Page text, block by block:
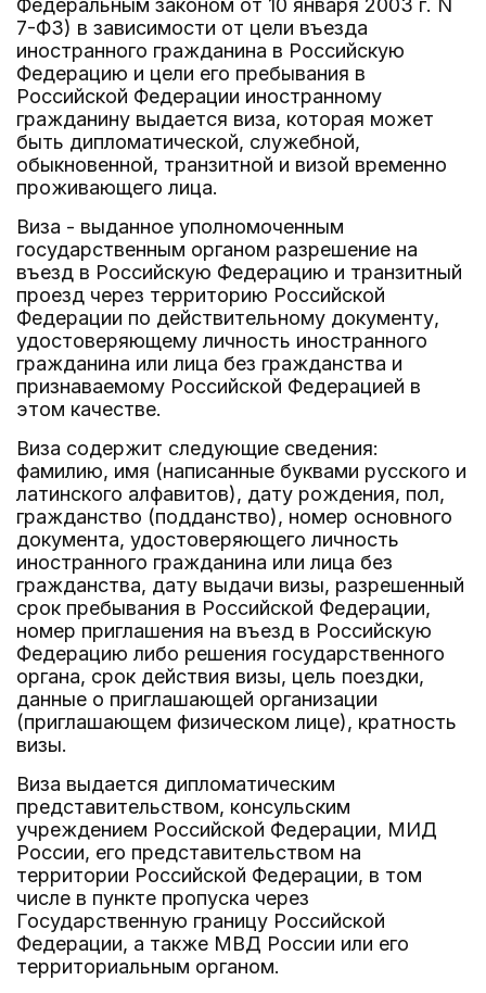
Федеральным законом от 10 января 2003 г. N
7-ФЗ) в зависимости от цели въезда
иностранного гражданина в Российскую
Федерацию и цели его пребывания в
Российской Федерации иностранному
гражданину выдается виза, которая может
быть дипломатической, служебной,
обыкновенной, транзитной и визой временно
проживающего лица.
Виза - выданное уполномоченным
государственным органом разрешение на
въезд в Российскую Федерацию и транзитный
проезд через территорию Российской
Федерации по действительному документу,
удостоверяющему личность иностранного
гражданина или лица без гражданства и
признаваемому Российской Федерацией в
этом качестве.
Виза содержит следующие сведения:
фамилию, имя (написанные буквами русского и
латинского алфавитов), дату рождения, пол,
гражданство (подданство), номер основного
документа, удостоверяющего личность
иностранного гражданина или лица без
гражданства, дату выдачи визы, разрешенный
срок пребывания в Российской Федерации,
номер приглашения на въезд в Российскую
Федерацию либо решения государственного
органа, срок действия визы, цель поездки,
данные о приглашающей организации
(приглашающем физическом лице), кратность
визы.
Виза выдается дипломатическим
представительством, консульским
учреждением Российской Федерации, МИД
России, его представительством на
территории Российской Федерации, в том
числе в пункте пропуска через
Государственную границу Российской
Федерации, а также МВД России или его
территориальным органом.